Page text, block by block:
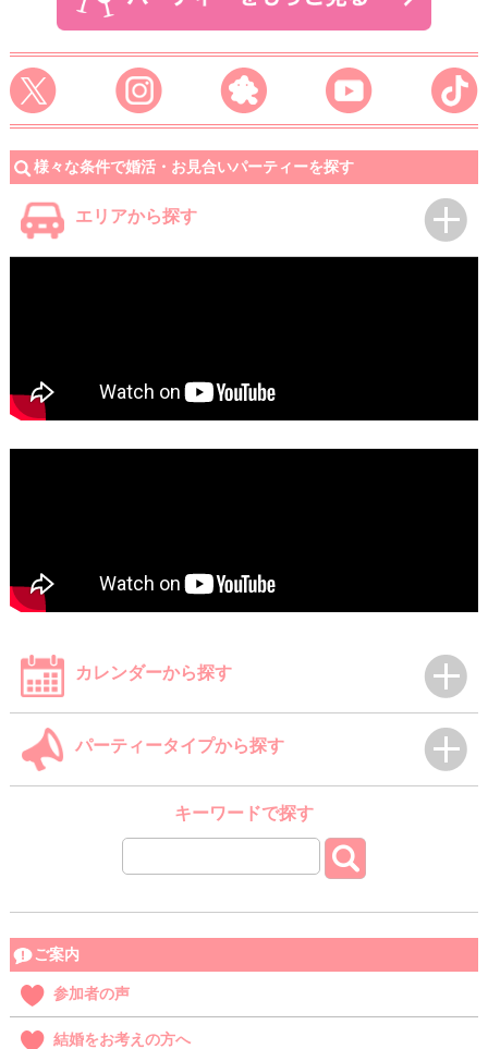
様々な条件で婚活・お見合いパーティーを探す
エリアから探す
カレンダーから探す
パーティータイプから探す
キーワードで探す
ご案内
参加者の声
結婚をお考えの方へ